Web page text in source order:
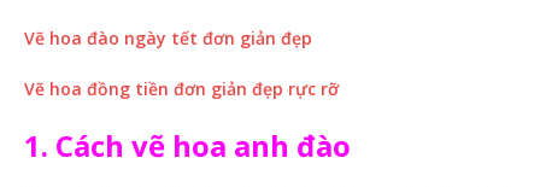
Vẽ hoa đào ngày tết đơn giản đẹp
Vẽ hoa đồng tiền đơn giản đẹp rực rỡ
1. Cách vẽ hoa anh đào